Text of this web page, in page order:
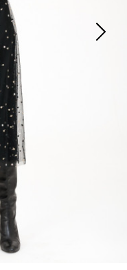
klub
Slevy